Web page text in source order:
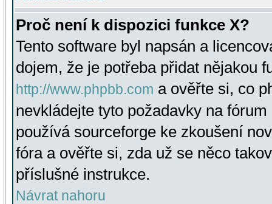
Proč není k dispozici funkce X?
Tento software byl napsán a
dojem, že je potřeba přidat nějakou
http://www.phpbb.com a ověřte si, co
nevkládejte tyto požadavky na
používá sourceforge ke zkoušení
fóra a ověřte si, zda už se něco
příslušné instrukce.
Návrat nahoru